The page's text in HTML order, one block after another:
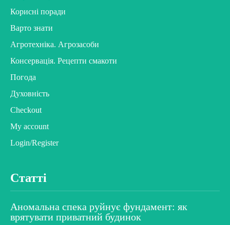
Корисні поради
Варто знати
Агротехніка. Агрозасоби
Консервація. Рецепти смакоти
Погода
Духовність
Checkout
My account
Login/Register
Статті
Аномальна спека руйнує фундамент: як
врятувати приватний будинок